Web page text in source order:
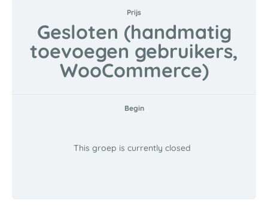
Prijs
Gesloten (handmatig
toevoegen gebruikers,
WooCommerce)
Begin
This groep is currently closed